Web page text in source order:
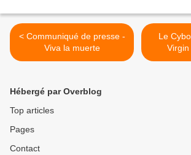
< Communiqué de presse -
Viva la muerte
Le
Hébergé par Overblog
Top articles
Pages
Contact